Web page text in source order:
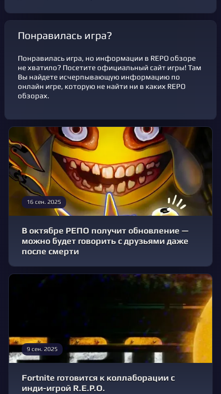
Понравилась игра?
Понравилась игра, но информации в REPO обзоре
не хватило? Посетите официальный сайт игры! Там
Вы найдете исчерпывающую информацию по
онлайн игре, которую не найти ни в каких REPO
обзорах.
16 сен. 2025
В октябре РЕПО получит обновление —
можно будет говорить с друзьями даже
после смерти
9 сен. 2025
Fortnite готовится к коллаборации с
инди-игрой R.E.P.O.